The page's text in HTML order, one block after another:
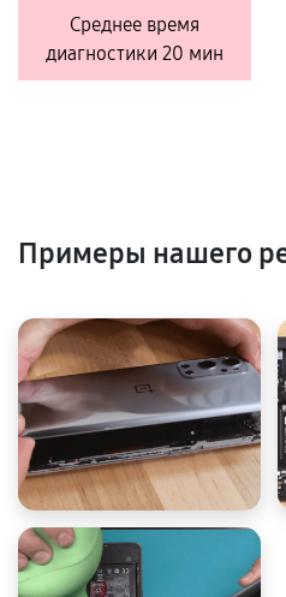
Среднее время
диагностики 20 мин
Примеры нашего